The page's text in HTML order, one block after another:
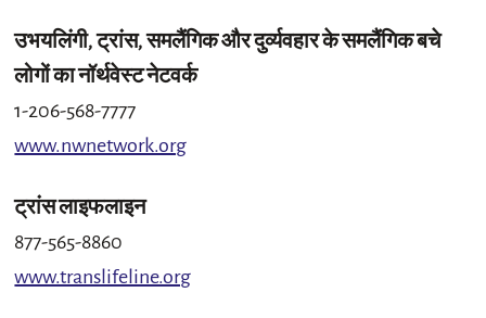
उभयलिंगी, ट्रांस, समलैंगिक और दुर्व्यवहार के समलैंगिक बचे
लोगों का नॉर्थवेस्ट नेटवर्क
1-206-568-7777
www.nwnetwork.org
ट्रांस लाइफलाइन
877-565-8860
www.translifeline.org